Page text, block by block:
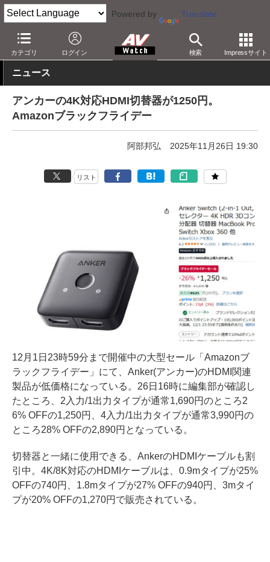
Powered by Translate
カテゴリ ログイン 検索 Impressサイト
AV Watch 動向 ショップ セール
ニュース
アンカーの4K対応HDMI切替器が1250円。
Amazonブラックフライデー
阿部邦弘 2025年11月26日 19:30
リスト
12月1日23時59分まで開催中の大型セール「Amazonブ
ラックフライデー」にて、Anker(アンカー)のHDMI関連
製品が低価格になっている。26日16時に編集部が確認し
たところ、2入力/1出力タイプが通常1,690円のところ2
6% OFFの1,250円、4入力/1出力タイプが通常3,990円の
ところ28% OFFの2,890円となっている。
切替器と一緒に使用できる、AnkerのHDMIケーブルも割
引中。4K/8K対応のHDMIケーブルは、0.9mタイプが25%
OFFの740円、1.8mタイプが27% OFFの940円、3mタイ
プが20% OFFの1,270円で販売されている。